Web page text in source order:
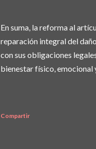
En suma, la reforma al
reparación integral del
con sus obligaciones
bienestar físico, emocional
Compartir